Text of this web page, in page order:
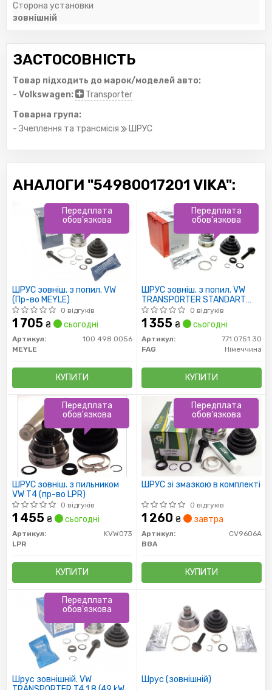
Сторона установки
зовнішній
ЗАСТОСОВНІСТЬ
Товар підходить до марок/моделей авто:
- Volkswagen:
Transporter
Товарна група:
- Зчеплення та трансмісія
ШРУС
АНАЛОГИ "54980017201 VIKA":
ШРУС зовніш. з попил. VW
(Пр-во MEYLE)
0 відгуків
1 705 ₴ сьогодні
Артикул:
100 498 0056
MEYLE
КУПИТИ
Передплата
обов'язкова
ШРУС зовніш. з попил. VW
TRANSPORTER STANDART
(пр-во FAG)
0 відгуків
1 355 ₴ сьогодні
Артикул:
771 0751 30
FAG
Німеччина
КУПИТИ
Передплата
обов'язкова
ШРУС зовніш. з пильником
VW Т4 (пр-во LPR)
0 відгуків
1 455 ₴ сьогодні
Артикул:
KVW073
LPR
КУПИТИ
Передплата
обов'язкова
ШРУС зі змазкою в комплекті
0 відгуків
1 260 ₴ завтра
Артикул:
CV9606A
BGA
КУПИТИ
Передплата
обов'язкова
Шрус зовнішній. VW
Передплата
обов'язкова
Шрус (зовнішній)